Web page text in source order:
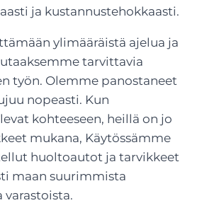
ja kustannustehokkaasti.
ylimääräistä ajelua ja
tarvittavia
työn. Olemme panostaneet
nopeasti. Kun
kohteeseen, heillä on jo
mukana, Käytössämme
huoltoautot ja tarvikkeet
maan suurimmista